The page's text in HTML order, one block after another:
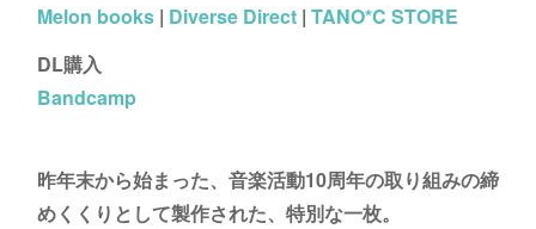
Melon books| Diverse Direct| TANO*C STORE
DL購入
Bandcamp
昨年末から始まった、音楽活動10周年の取り組みの締
めくくりとして製作された、特別な一枚。